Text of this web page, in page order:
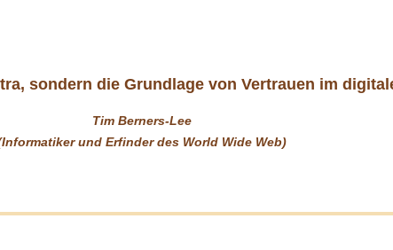
sondern die Grundlage von Vertrauen im
Tim Berners-Lee
und Erfinder des World Wide Web)